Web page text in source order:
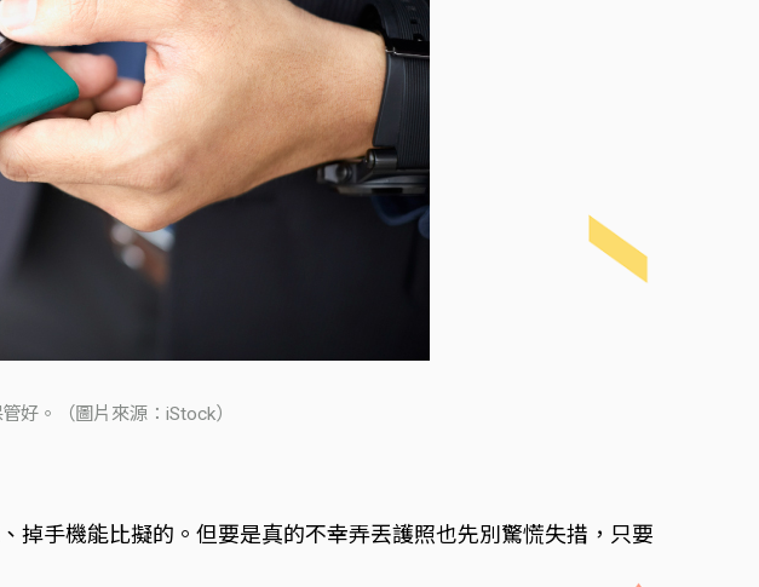
好。（圖片來源：iStock）
掉手機能比擬的。但要是真的不幸弄丟護照也先別驚慌失措，只要